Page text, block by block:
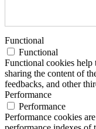
Functional
Functional
Functional cookies
sharing the content of
feedbacks, and other
Performance
Performance
Performance cookies